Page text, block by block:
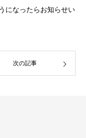
になったらお知らせい
次の記事